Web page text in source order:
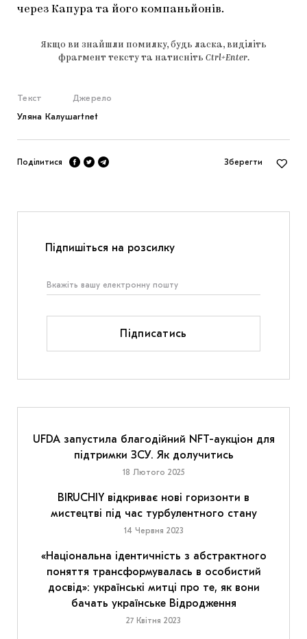
через Капура та його компаньйонів.
Якщо ви знайшли помилку, будь ласка, виділіть
фрагмент тексту та натисніть Ctrl+Enter.
Текст
Уляна Калуш
Джерело
artnet
Поділитися Зберегти
Підпишіться на розсилку
Підписатись
UFDA запустила благодійний NFT-аукціон для
підтримки ЗСУ. Як долучитись
18 Лютого 2025
BIRUCHIY відкриває нові горизонти в
мистецтві під час турбулентного стану
14 Червня 2023
«Національна ідентичність з абстрактного
поняття трансформувалась в особистий
досвід»: українські митці про те, як вони
бачать українське Відродження
27 Квітня 2023